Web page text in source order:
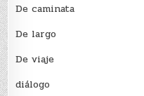
De caminata
De largo
De viaje
diálogo